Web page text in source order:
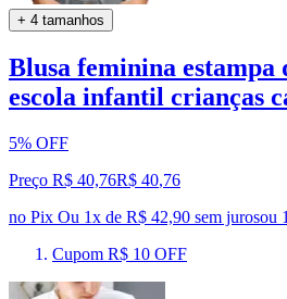
+ 4 tamanhos
Blusa feminina estampa
escola infantil crianças
5% OFF
Preço R$ 40,76R$ 40,76
no Pix Ou 1x de R$ 42,90 sem jurosou 1
Cupom R$ 10 OFF